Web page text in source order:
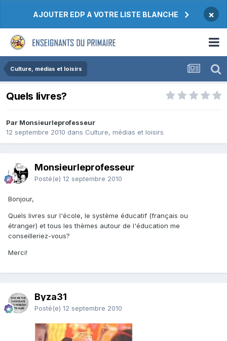
AJOUTER EDP A VOTRE LISTE BLANCHE ×
Culture, médias et loisirs
Quels livres?
Par Monsieurleprofesseur
12 septembre 2010 dans Culture, médias et loisirs
Monsieurleprofesseur
Posté(e) 12 septembre 2010
Bonjour,
Quels livres sur l'école, le système éducatif (français ou
étranger) et tous les thèmes autour de l'éducation me
conseilleriez-vous?
Merci!
Byza31
Posté(e) 12 septembre 2010